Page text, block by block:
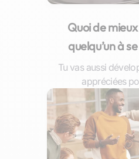
Quoi de
quelqu’un à
Tu vas aussi
appréciées